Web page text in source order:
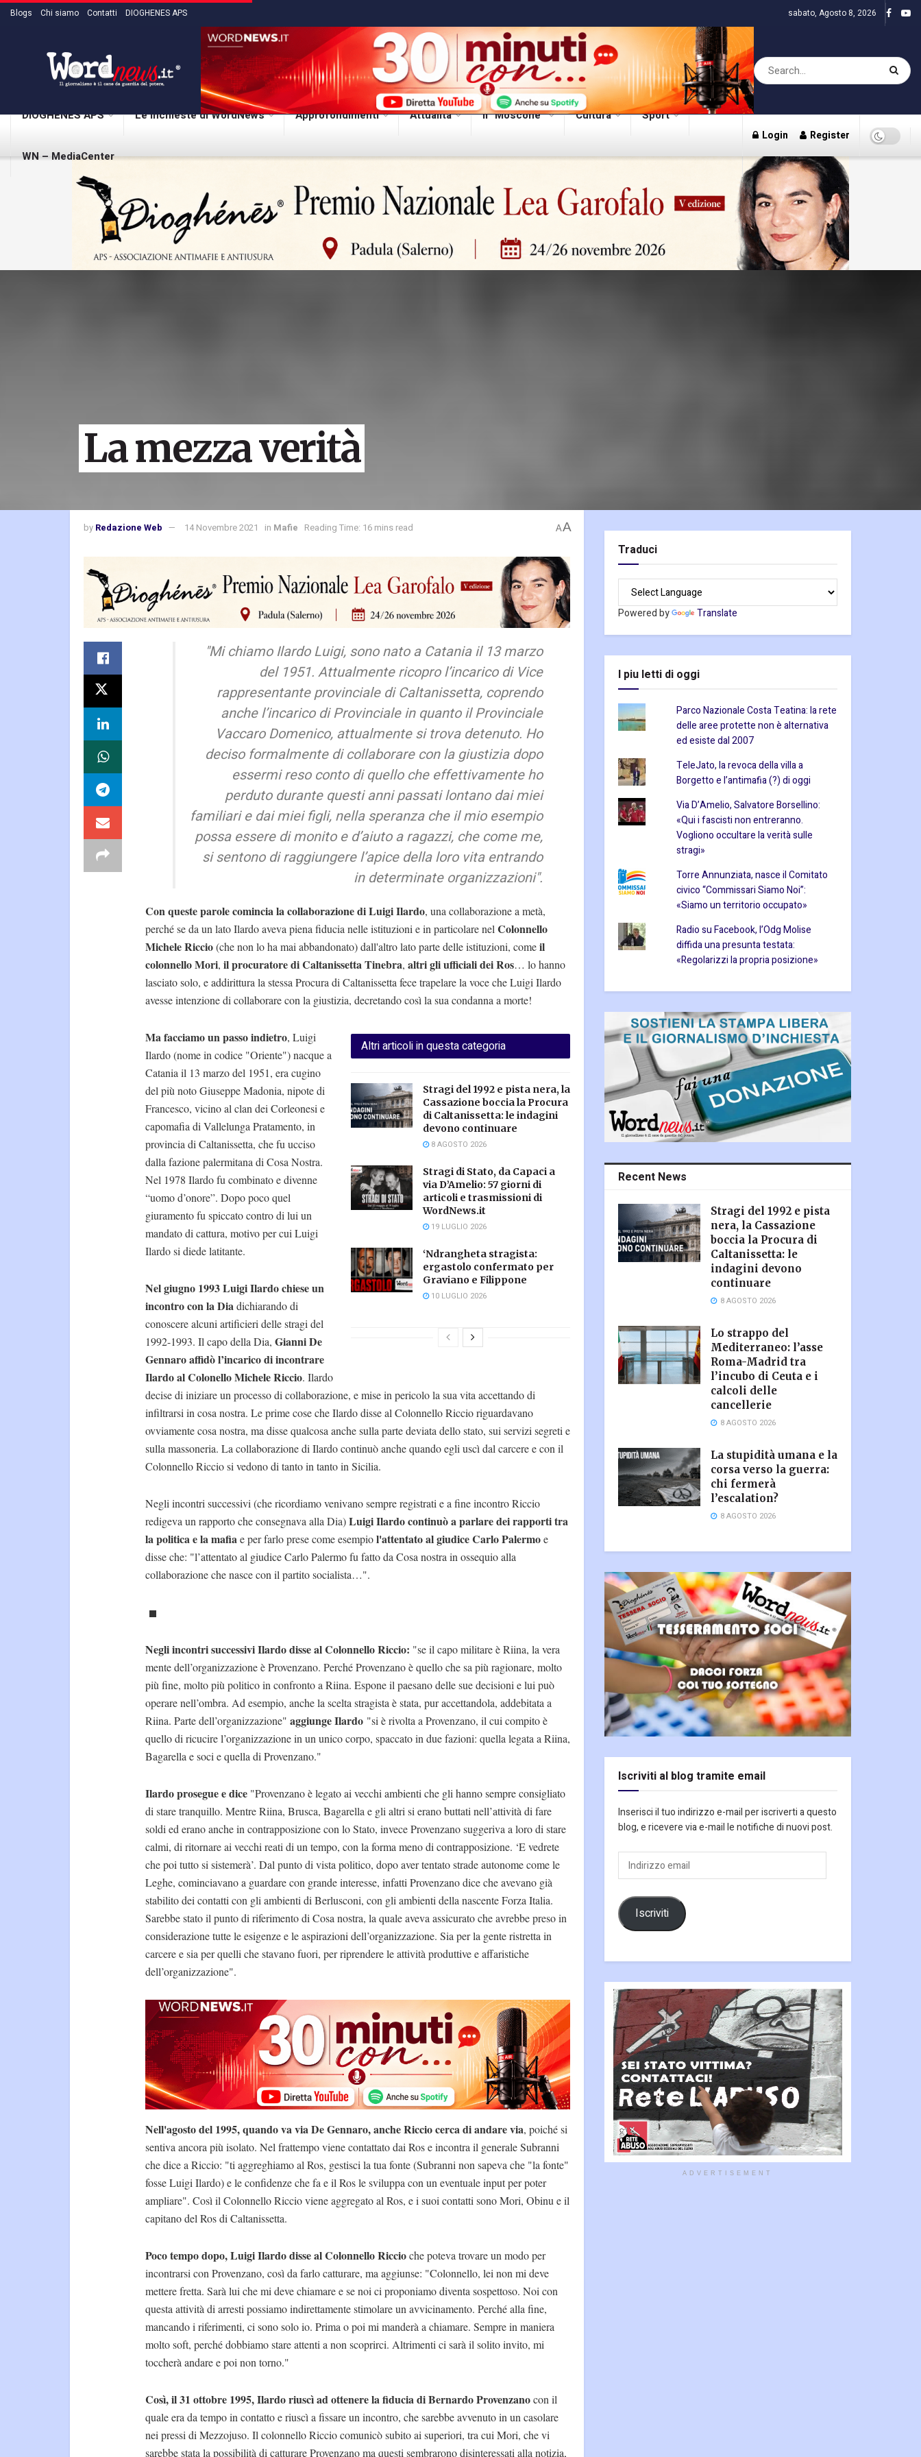
Blogs Chi siamo Contatti DIOGHENES APS sabato, Agosto 8, 2026
DIOGHENES APS Le inchieste di WordNews Approfondimenti Attualità Il “Moscone” Cultura Sport
WN – MediaCenter
Login Register
La mezza verità
by Redazione Web 14 Novembre 2021 in Mafie Reading Time: 16 mins read AA
"Mi chiamo Ilardo Luigi, sono nato a Catania il 13 marzo
del 1951. Attualmente ricopro l’incarico di Vice
rappresentante provinciale di Caltanissetta, coprendo
anche l’incarico di Provinciale in quanto il Provinciale
Vaccaro Domenico, attualmente si trova detenuto. Ho
deciso formalmente di collaborare con la giustizia dopo
essermi reso conto di quello che effettivamente ho
perduto durante questi anni passati lontano dai miei
familiari e dai miei figli, nella speranza che il mio esempio
possa essere di monito e d’aiuto a ragazzi, che come me,
si sentono di raggiungere l’apice della loro vita entrando
in determinate organizzazioni".
Con queste parole comincia la collaborazione di Luigi Ilardo, una collaborazione a metà,
perché se da un lato Ilardo aveva piena fiducia nelle istituzioni e in particolare nelColonnello
Michele Riccio(che non lo ha mai abbandonato) dall'altro lato parte delle istituzioni, comeil
colonnello Mori, il procuratore di Caltanissetta Tinebra, altri gli ufficiali dei Ros… lo hanno
lasciato solo, e addirittura la stessa Procura di Caltanissetta fece trapelare la voce che Luigi Ilardo
avesse intenzione di collaborare con la giustizia, decretando così la sua condanna a morte!
Altri articoli in questa categoria
Stragi del 1992 e pista nera, la
Cassazione boccia la Procura
di Caltanissetta: le indagini
devono continuare
8 AGOSTO 2026
Stragi di Stato, da Capaci a
via D’Amelio: 57 giorni di
articoli e trasmissioni di
WordNews.it
19 LUGLIO 2026
‘Ndrangheta stragista:
ergastolo confermato per
Graviano e Filippone
10 LUGLIO 2026
Ma facciamo un passo indietro, Luigi
Ilardo (nome in codice "Oriente") nacque a
Catania il 13 marzo del 1951, era cugino
del più noto Giuseppe Madonia, nipote di
Francesco, vicino al clan dei Corleonesi e
capomafia di Vallelunga Pratamento, in
provincia di Caltanissetta, che fu ucciso
dalla fazione palermitana di Cosa Nostra.
Nel 1978 Ilardo fu combinato e divenne
“uomo d’onore”. Dopo poco quel
giuramento fu spiccato contro di lui un
mandato di cattura, motivo per cui Luigi
Ilardo si diede latitante.
Nel giugno 1993 Luigi Ilardo chiese un
incontro con la Diadichiarando di
conoscere alcuni artificieri delle stragi del
1992-1993. Il capo della Dia, Gianni De
Gennaro affidò l’incarico di incontrare
Ilardo al Colonello Michele Riccio. Ilardo
decise di iniziare un processo di collaborazione, e mise in pericolo la sua vita accettando di
infiltrarsi in cosa nostra. Le prime cose che Ilardo disse al Colonnello Riccio riguardavano
ovviamente cosa nostra, ma disse qualcosa anche sulla parte deviata dello stato, sui servizi segreti e
sulla massoneria. La collaborazione di Ilardo continuò anche quando egli uscì dal carcere e con il
Colonnello Riccio si vedono di tanto in tanto in Sicilia.
Negli incontri successivi (che ricordiamo venivano sempre registrati e a fine incontro Riccio
redigeva un rapporto che consegnava alla Dia)Luigi Ilardo continuò a parlare dei rapporti tra
la politica e la mafiae per farlo prese come esempiol'attentato al giudice Carlo Palermoe
disse che: "l’attentato al giudice Carlo Palermo fu fatto da Cosa nostra in ossequio alla
collaborazione che nasce con il partito socialista…".
Negli incontri successivi Ilardo disse al Colonnello Riccio: "se il capo militare è Riina, la vera
mente dell’organizzazione è Provenzano. Perché Provenzano è quello che sa più ragionare, molto
più fine, molto più politico in confronto a Riina. Espone il paesano delle sue decisioni e lui può
operare nell’ombra. Ad esempio, anche la scelta stragista è stata, pur accettandola, addebitata a
Riina. Parte dell’organizzazione" aggiunge Ilardo "si è rivolta a Provenzano, il cui compito è
quello di ricucire l’organizzazione in un unico corpo, spaccato in due fazioni: quella legata a Riina,
Bagarella e soci e quella di Provenzano."
Ilardo prosegue e dice "Provenzano è legato ai vecchi ambienti che gli hanno sempre consigliato
di stare tranquillo. Mentre Riina, Brusca, Bagarella e gli altri si erano buttati nell’attività di fare
soldi ed erano anche in contrapposizione con lo Stato, invece Provenzano suggeriva a loro di stare
calmi, di ritornare ai vecchi reati di un tempo, con la forma meno di contrapposizione. ‘E vedrete
che poi tutto si sistemerà’. Dal punto di vista politico, dopo aver tentato strade autonome come le
Leghe, cominciavano a guardare con grande interesse, infatti Provenzano dice che avevano già
stabilito dei contatti con gli ambienti di Berlusconi, con gli ambienti della nascente Forza Italia.
Sarebbe stato il punto di riferimento di Cosa nostra, la quale aveva assicurato che avrebbe preso in
considerazione tutte le esigenze e le aspirazioni dell’organizzazione. Sia per la gente ristretta in
carcere e sia per quelli che stavano fuori, per riprendere le attività produttive e affaristiche
dell’organizzazione".
Nell'agosto del 1995, quando va via De Gennaro, anche Riccio cerca di andare via, poiché si
sentiva ancora più isolato. Nel frattempo viene contattato dai Ros e incontra il generale Subranni
che dice a Riccio: "ti aggreghiamo al Ros, gestisci la tua fonte (Subranni non sapeva che "la fonte"
fosse Luigi Ilardo) e le confidenze che fa e il Ros le sviluppa con un eventuale input per poter
ampliare". Così il Colonnello Riccio viene aggregato al Ros, e i suoi contatti sono Mori, Obinu e il
capitano del Ros di Caltanissetta.
Poco tempo dopo, Luigi Ilardo disse al Colonnello Riccioche poteva trovare un modo per
incontrarsi con Provenzano, così da farlo catturare, ma aggiunse: "Colonnello, lei non mi deve
mettere fretta. Sarà lui che mi deve chiamare e se noi ci proponiamo diventa sospettoso. Noi con
questa attività di arresti possiamo indirettamente stimolare un avvicinamento. Perché alla fine,
mancando i riferimenti, ci sono solo io. Prima o poi mi manderà a chiamare. Sempre in maniera
molto soft, perché dobbiamo stare attenti a non scoprirci. Altrimenti ci sarà il solito invito, mi
toccherà andare e poi non torno."
Così, il 31 ottobre 1995, Ilardo riuscì ad ottenere la fiducia di Bernardo Provenzanocon il
quale era da tempo in contatto e riuscì a fissare un incontro, che sarebbe avvenuto in un casolare
nei pressi di Mezzojuso. Il colonnello Riccio comunicò subito ai superiori, tra cui Mori, che vi
sarebbe stata la possibilità di catturare Provenzano ma questi sembrarono disinteressati alla notizia,
Traduci
Powered by Translate
I piu letti di oggi
Parco Nazionale Costa Teatina: la rete
delle aree protette non è alternativa
ed esiste dal 2007
TeleJato, la revoca della villa a
Borgetto e l’antimafia (?) di oggi
Via D’Amelio, Salvatore Borsellino:
«Qui i fascisti non entreranno.
Vogliono occultare la verità sulle
stragi»
Torre Annunziata, nasce il Comitato
civico “Commissari Siamo Noi”:
«Siamo un territorio occupato»
Radio su Facebook, l’Odg Molise
diffida una presunta testata:
«Regolarizzi la propria posizione»
Recent News
Stragi del 1992 e pista
nera, la Cassazione
boccia la Procura di
Caltanissetta: le
indagini devono
continuare
8 AGOSTO 2026
Lo strappo del
Mediterraneo: l’asse
Roma-Madrid tra
l’incubo di Ceuta e i
calcoli delle
cancellerie
8 AGOSTO 2026
La stupidità umana e la
corsa verso la guerra:
chi fermerà
l’escalation?
8 AGOSTO 2026
Iscriviti al blog tramite email
Inserisci il tuo indirizzo e-mail per iscriverti a questo
blog, e ricevere via e-mail le notifiche di nuovi post.
Indirizzo
email
Iscriviti
ADVERTISEMENT